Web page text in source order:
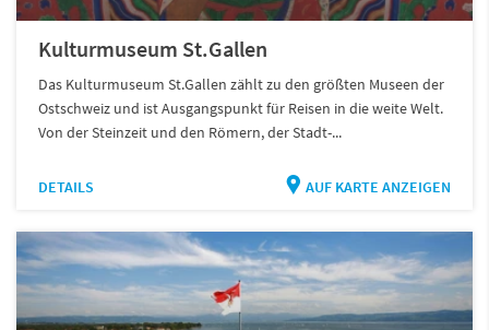
Kulturmuseum St.Gallen
Das Kulturmuseum St.Gallen zählt zu den größten Museen der
Ostschweiz und ist Ausgangspunkt für Reisen in die weite Welt.
Von der Steinzeit und den Römern, der Stadt-...
DETAILS AUF KARTE ANZEIGEN